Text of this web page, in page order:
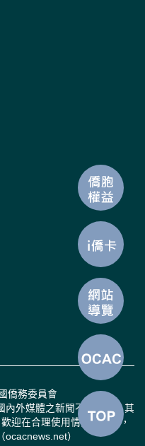
僑務委員會
內外媒體之新聞不得轉載，其
迎在合理使用情況下轉載，
）